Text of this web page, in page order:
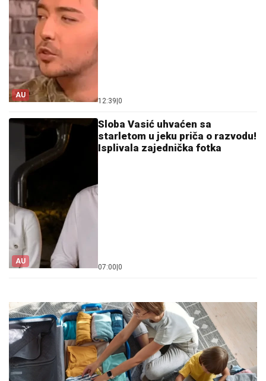
AU
12:39|0
AU
Sloba Vasić uhvaćen sa
starletom u jeku priča o razvodu!
Isplivala zajednička fotka
07:00|0